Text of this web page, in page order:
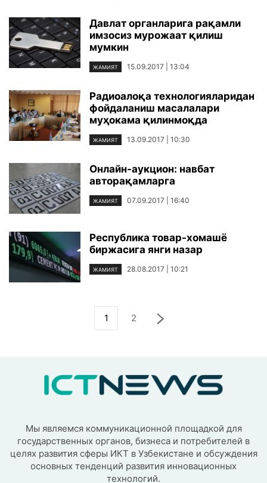
Давлат органларига рақамли
имзосиз мурожаат қилиш
мумкин
ЖАМИЯТ 15.09.2017 | 13:04
Радиоалоқа технологияларидан
фойдаланиш масалалари
муҳокама қилинмоқда
ЖАМИЯТ 13.09.2017 | 10:30
Онлайн-аукцион: навбат
авторақамларга
ЖАМИЯТ 07.09.2017 | 16:40
Республика товар-хомашё
биржасига янги назар
ЖАМИЯТ 28.08.2017 | 10:21
1 2
Мы являемся коммуникационной площадкой для
государственных органов, бизнеса и потребителей в
целях развития сферы ИКТ в Узбекистане и обсуждения
основных тенденций развития инновационных
технологий.